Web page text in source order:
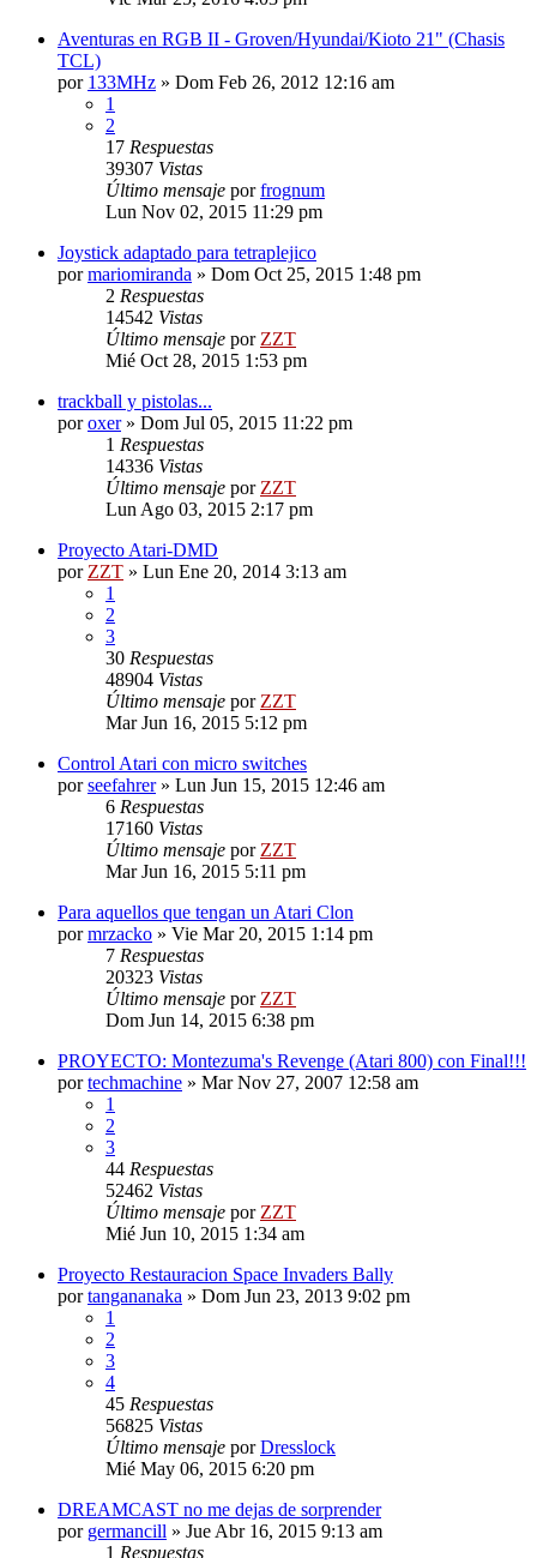
Aventuras en RGB II - Groven/Hyundai/Kioto 21" (Chasis
TCL)
por 133MHz » Dom Feb 26, 2012 12:16 am
1
2
17 Respuestas
39307 Vistas
Último mensaje porfrognum
Lun Nov 02, 2015 11:29 pm
Joystick adaptado para tetraplejico
pormariomiranda » Dom Oct 25, 2015 1:48 pm
2 Respuestas
14542 Vistas
Último mensaje por ZZT
Mié Oct 28, 2015 1:53 pm
trackball y pistolas...
poroxer» Dom Jul 05, 2015 11:22 pm
1 Respuestas
14336 Vistas
Último mensaje por ZZT
Lun Ago 03, 2015 2:17 pm
Proyecto Atari-DMD
por ZZT » Lun Ene 20, 2014 3:13 am
1
2
3
30 Respuestas
48904 Vistas
Último mensaje por ZZT
Mar Jun 16, 2015 5:12 pm
Control Atari con micro switches
porseefahrer» Lun Jun 15, 2015 12:46 am
6 Respuestas
17160 Vistas
Último mensaje por ZZT
Mar Jun 16, 2015 5:11 pm
Para aquellos que tengan un Atari Clon
pormrzacko » Vie Mar 20, 2015 1:14 pm
7 Respuestas
20323 Vistas
Último mensaje por ZZT
Dom Jun 14, 2015 6:38 pm
PROYECTO: Montezuma's Revenge (Atari 800) con Final!!!
portechmachine » Mar Nov 27, 2007 12:58 am
1
2
3
44 Respuestas
52462 Vistas
Último mensaje por ZZT
Mié Jun 10, 2015 1:34 am
Proyecto Restauracion Space Invaders Bally
portangananaka » Dom Jun 23, 2013 9:02 pm
1
2
3
4
45 Respuestas
56825 Vistas
Último mensaje porDresslock
Mié May 06, 2015 6:20 pm
DREAMCAST no me dejas de sorprender
por germancill » Jue Abr 16, 2015 9:13 am
1 Respuestas